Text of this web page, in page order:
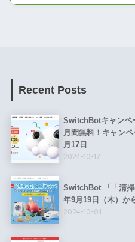
Recent Posts
SwitchBotキャンペ
月間無料！キャン
月17日
2024-10-17
SwitchBot 「「清
年9月19日（木）か
2024-10-01